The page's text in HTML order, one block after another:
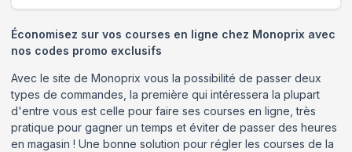
Économisez sur vos courses en ligne chez Monoprix avec
nos codes promo exclusifs
Avec le site de Monoprix vous la possibilité de passer deux
types de commandes, la première qui intéressera la plupart
d'entre vous est celle pour faire ses courses en ligne, très
pratique pour gagner un temps et éviter de passer des heures
en magasin ! Une bonne solution pour régler les courses de la